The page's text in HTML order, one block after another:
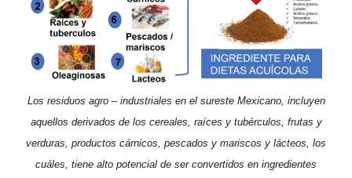
Los residuos agro – industriales en el sureste Mexicano, incluyen
aquellos derivados de los cereales, raíces y tubérculos, frutas y
verduras, productos cárnicos, pescados y mariscos y lácteos, los
cuáles, tiene alto potencial de ser convertidos en ingredientes